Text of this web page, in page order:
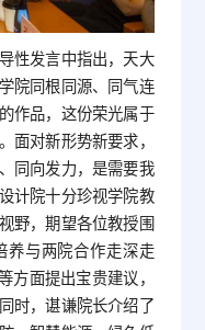
性发言中指出，天大
院同根同源、同气连
作品，这份荣光属于
面对新形势新要求，
同向发力，是需要我
计院十分珍视学院教
野，期望各位教授围
养与两院合作走深走
方面提出宝贵建议，
时，谌谦院长介绍了